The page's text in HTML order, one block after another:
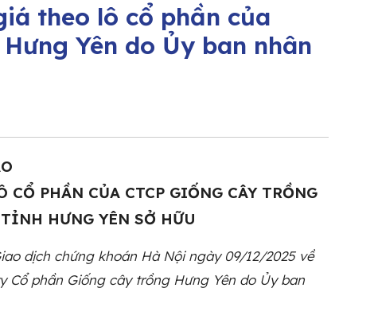
theo lô cổ phần của
Yên do Ủy ban nhân
PHẦN CỦA CTCP GIỐNG CÂY TRỒNG
HƯNG YÊN SỞ HỮU
dịch chứng khoán Hà Nội ngày 09/12/2025 về
Cổ phần Giống cây trồng Hưng Yên do Ủy ban